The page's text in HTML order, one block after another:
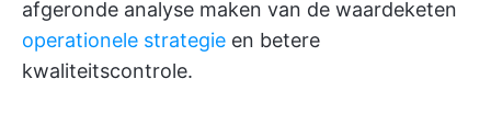
afgeronde analyse maken van de waardeketen
operationele strategie en betere
kwaliteitscontrole.